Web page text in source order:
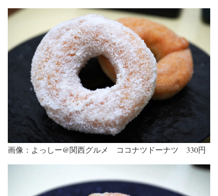
画像：よっしー@関西グルメ ココナツドーナツ 330円